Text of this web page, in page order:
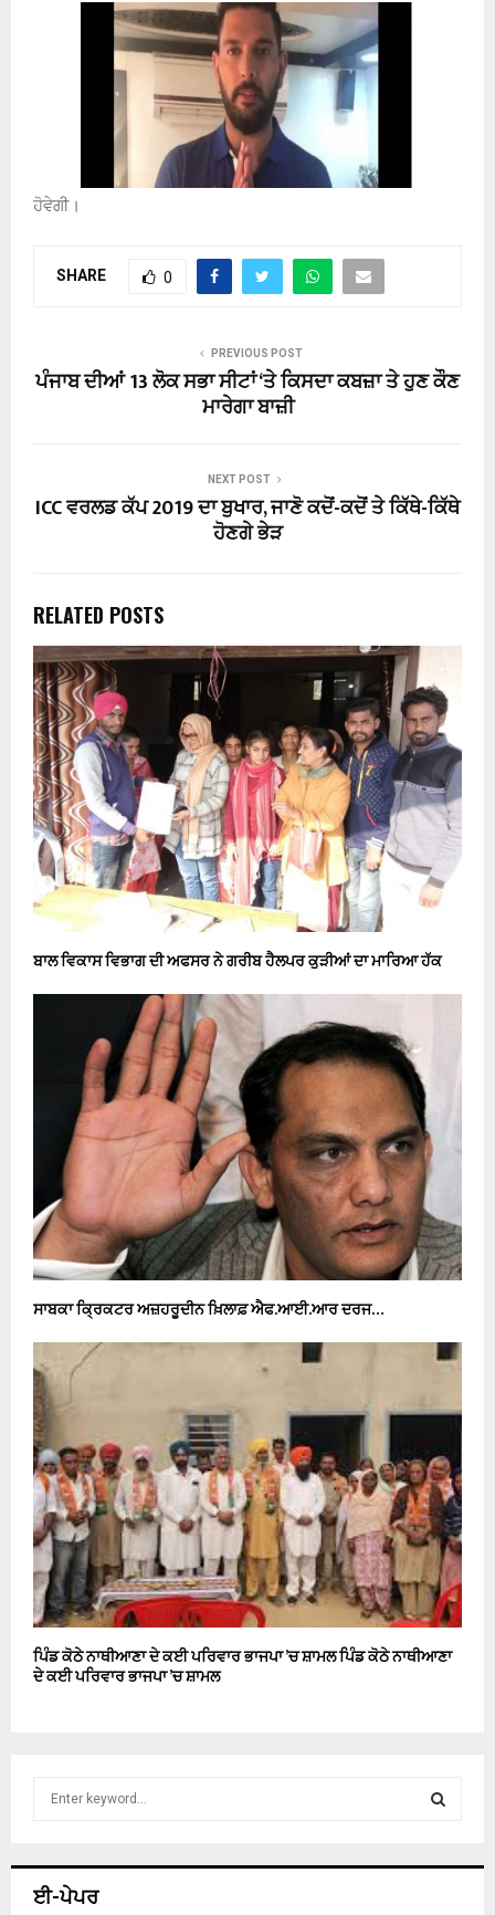
ਹੋਵੇਗੀ।
SHARE 0
PREVIOUS POST
ਪੰਜਾਬ ਦੀਆਂ 13 ਲੋਕ ਸਭਾ ਸੀਟਾਂ ‘ਤੇ ਕਿਸਦਾ ਕਬਜ਼ਾ ਤੇ ਹੁਣ ਕੌਣ
ਮਾਰੇਗਾ ਬਾਜ਼ੀ
NEXT POST
ICC ਵਰਲਡ ਕੱਪ 2019 ਦਾ ਬੁਖਾਰ, ਜਾਣੋ ਕਦੋਂ-ਕਦੋਂ ਤੇ ਕਿੱਥੇ-ਕਿੱਥੇ
ਹੋਣਗੇ ਭੇੜ
RELATED POSTS
ਬਾਲ ਵਿਕਾਸ ਵਿਭਾਗ ਦੀ ਅਫਸਰ ਨੇ ਗਰੀਬ ਹੈਲਪਰ ਕੁੜੀਆਂ ਦਾ ਮਾਰਿਆ ਹੱਕ
ਸਾਬਕਾ ਕ੍ਰਿਕਟਰ ਅਜ਼ਹਰੂਦੀਨ ਖ਼ਿਲਾਫ਼ ਐਫ.ਆਈ.ਆਰ ਦਰਜ…
ਪਿੰਡ ਕੋਠੇ ਨਾਥੀਆਣਾ ਦੇ ਕਈ ਪਰਿਵਾਰ ਭਾਜਪਾ ’ਚ ਸ਼ਾਮਲ ਪਿੰਡ ਕੋਠੇ ਨਾਥੀਆਣਾ
ਦੇ ਕਈ ਪਰਿਵਾਰ ਭਾਜਪਾ ’ਚ ਸ਼ਾਮਲ
h
ਈ-ਪੇਪਰ